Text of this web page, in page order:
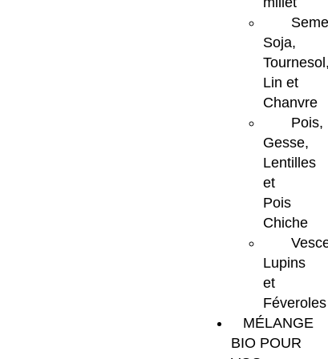
Soja,
Tournesol,
Lin et
Chanvre
Pois,
Gesse,
Lentilles
et
Pois
Chiche
Lupins
et
Féveroles
MÉLANGE
BIO POUR